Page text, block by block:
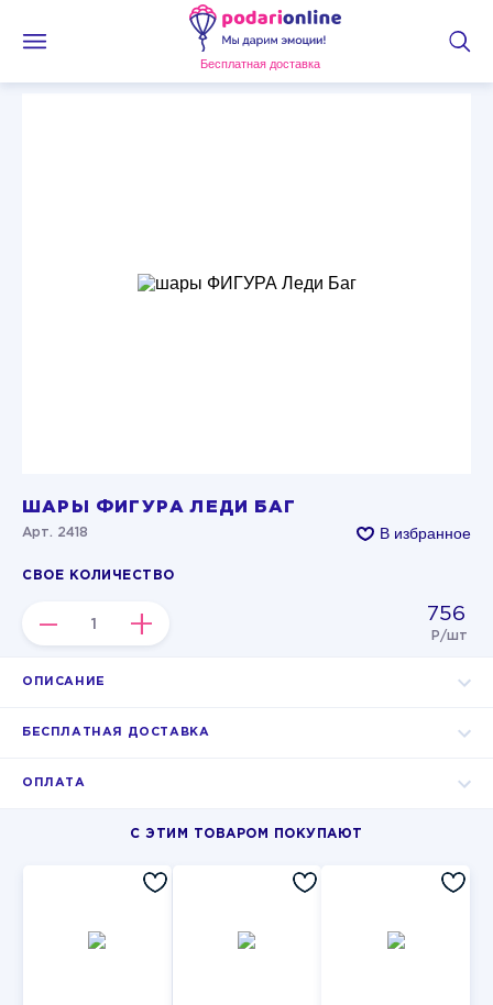
Бесплатная доставка
ШАРЫ ФИГУРА ЛЕДИ БАГ
Арт. 2418 В избранное
СВОЕ КОЛИЧЕСТВО
– + 756
Р/шт
ОПИСАНИЕ
БЕСПЛАТНАЯ ДОСТАВКА
ОПЛАТА
С ЭТИМ ТОВАРОМ ПОКУПАЮТ